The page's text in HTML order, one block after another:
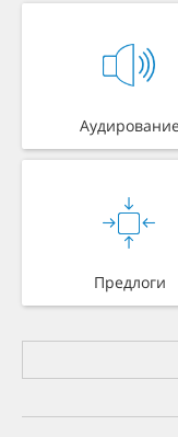
Аудирование
Предлоги